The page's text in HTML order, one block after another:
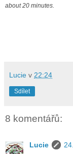
about 20 minutes.
Lucie v 22:24
Sdílet
8 komentářů:
Lucie